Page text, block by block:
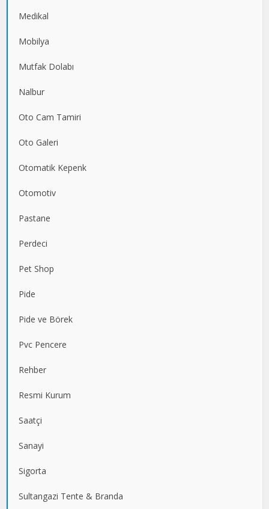
Medikal
Mobilya
Mutfak Dolabı
Nalbur
Oto Cam Tamiri
Oto Galeri
Otomatik Kepenk
Otomotiv
Pastane
Perdeci
Pet Shop
Pide
Pide ve Börek
Pvc Pencere
Rehber
Resmi Kurum
Saatçi
Sanayi
Sigorta
Sultangazi Tente & Branda